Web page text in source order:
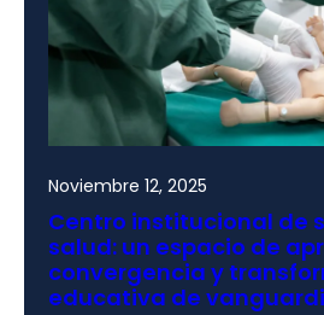
Noviembre 12, 2025
Centro institucional de
salud: un espacio de
convergencia y
educativa de